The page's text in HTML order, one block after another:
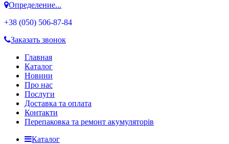
Определение...
+38 (050) 506-87-84
Заказать звонок
Главная
Каталог
Новини
Про нас
Послуги
Доставка та оплата
Контакти
Перепаковка та ремонт акумуляторів
Каталог